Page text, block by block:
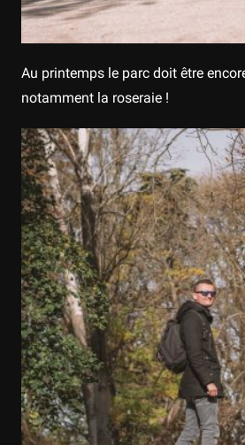
Au printemps le parc doit être
notamment la roseraie !